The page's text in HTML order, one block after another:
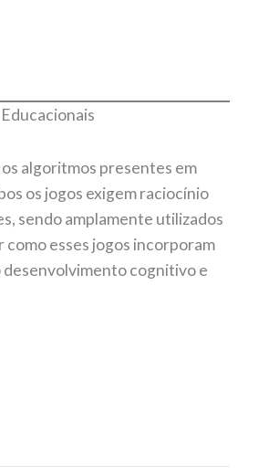
algoritmos presentes em
os jogos exigem raciocínio
sendo amplamente utilizados
esses jogos incorporam
cognitivo e